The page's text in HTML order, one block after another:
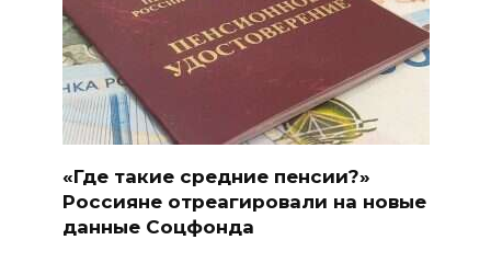
«Где такие средние пенсии?»
Россияне отреагировали на новые
данные Соцфонда